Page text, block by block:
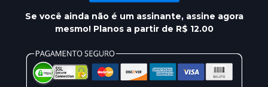
Se você ainda não é um assinante, assine agora
mesmo! Planos a partir de R$ 12.00